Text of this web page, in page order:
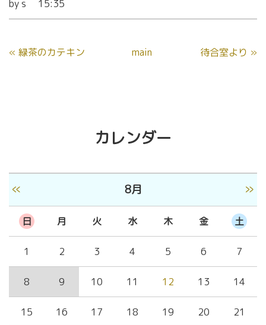
bys 15:35
« 緑茶のカテキン main 待合室より »
カレンダー
« 8月 »
日 月 火 水 木 金 土
1 2 3 4 5 6 7
8 9 10 11 12 13 14
15 16 17 18 19 20 21